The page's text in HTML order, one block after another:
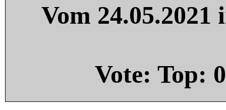
Vom
Vote: Top: 0